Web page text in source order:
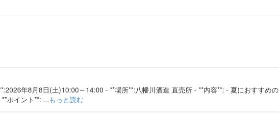
年8月8日(土)10:00～14:00 - **場所**:八幡川酒造 直売所 - **内容**: - 夏におすすめの
ポイント**: ...もっと読む